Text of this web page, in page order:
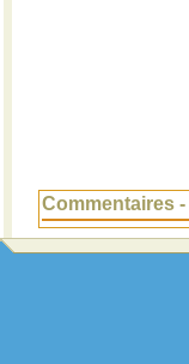
Commentaires -